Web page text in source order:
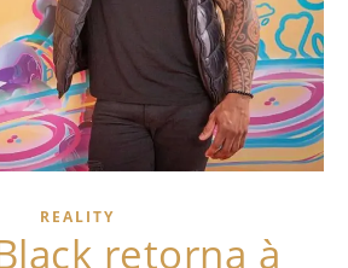
REALITY
retorna à